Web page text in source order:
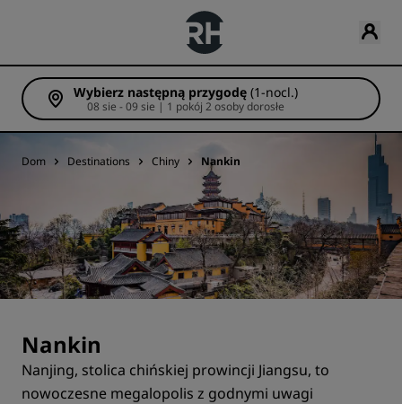
Wybierz następną przygodę (1-nocl.)
08 sie - 09 sie | 1 pokój 2 osoby dorosłe
Dom Destinations Chiny Nankin
Nankin
Nanjing, stolica chińskiej prowincji Jiangsu, to
nowoczesne megalopolis z godnymi uwagi